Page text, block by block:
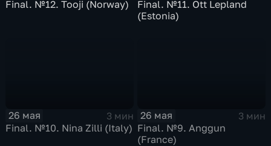
Final. №12. Tooji (Norway)
Final. №11. Ott Lepland
(Estoniа)
26 мая
3 мин
Final. №10. Nina Zilli (Italy)
26 мая
3 мин
Final. №9. Anggun
(France)